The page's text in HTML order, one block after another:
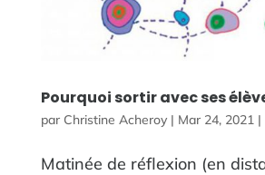
Pourquoi sortir avec ses
par Christine Acheroy| Mar 24, 2021|
Matinée de réflexion (en